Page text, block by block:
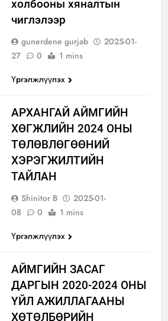
холбооны хяналтын
чиглэлээр
gunerdene gurjab
2025-01-
27
0
1 mins
Үргэлжлүүлэх
АРХАНГАЙ АЙМГИЙН
ХӨГЖЛИЙН 2024 ОНЫ
ТӨЛӨВЛӨГӨӨНИЙ
ХЭРЭГЖИЛТИЙН
ТАЙЛАН
Shinitor B
2025-01-
08
0
1 mins
Үргэлжлүүлэх
АЙМГИЙН ЗАСАГ
ДАРГЫН 2020-2024 ОНЫ
ҮЙЛ АЖИЛЛАГААНЫ
ХӨТӨЛБӨРИЙН